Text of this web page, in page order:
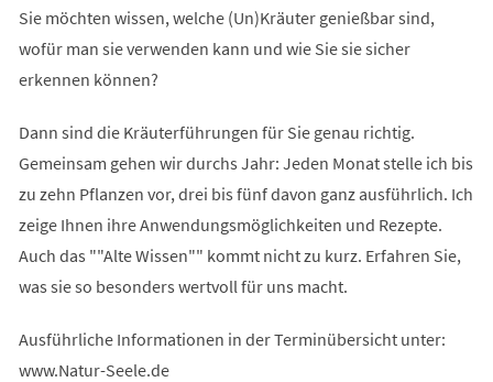
Sie möchten wissen, welche (Un)Kräuter genießbar sind,
wofür man sie verwenden kann und wie Sie sie sicher
erkennen können?
Dann sind die Kräuterführungen für Sie genau richtig.
Gemeinsam gehen wir durchs Jahr: Jeden Monat stelle ich bis
zu zehn Pflanzen vor, drei bis fünf davon ganz ausführlich. Ich
zeige Ihnen ihre Anwendungsmöglichkeiten und Rezepte.
Auch das ""Alte Wissen"" kommt nicht zu kurz. Erfahren Sie,
was sie so besonders wertvoll für uns macht.
Ausführliche Informationen in der Terminübersicht unter:
www.Natur-Seele.de